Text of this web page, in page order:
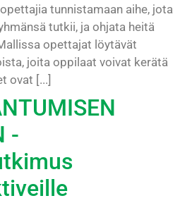
tunnistamaan aihe, jota
tutkii, ja ohjata heitä
opettajat löytävät
joita oppilaat voivat kerätä
ovat [...]
-